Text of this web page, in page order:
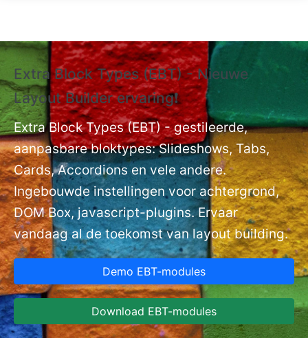
Extra Block Types (EBT) - Nieuwe
Layout Builder ervaring❗
Extra Block Types (EBT) - gestileerde,
aanpasbare bloktypes: Slideshows, Tabs,
Cards, Accordions en vele andere.
Ingebouwde instellingen voor achtergrond,
DOM Box, javascript-plugins. Ervaar
vandaag al de toekomst van layout building.
Demo EBT-modules
Download EBT-modules